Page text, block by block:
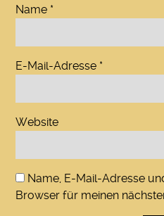
Name *
E-Mail-Adresse *
Website
Name, E-Mail-Adresse
Browser für meinen